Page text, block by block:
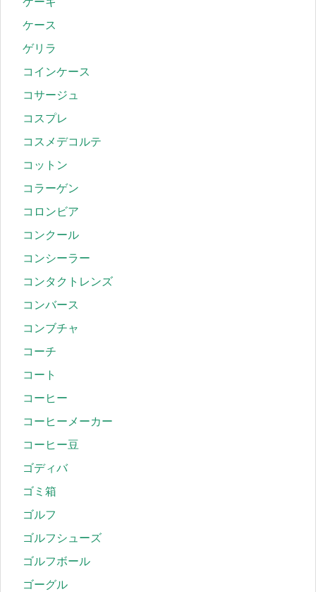
ケース
ゲリラ
コインケース
コサージュ
コスプレ
コスメデコルテ
コットン
コラーゲン
コロンビア
コンクール
コンシーラー
コンタクトレンズ
コンバース
コンブチャ
コーチ
コート
コーヒー
コーヒーメーカー
コーヒー豆
ゴディバ
ゴミ箱
ゴルフ
ゴルフシューズ
ゴルフボール
ゴーグル